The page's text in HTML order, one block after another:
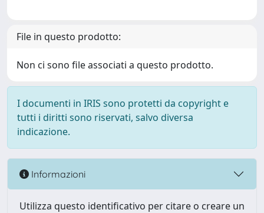
File in questo prodotto:
Non ci sono file associati a questo prodotto.
I documenti in IRIS sono protetti da copyright e
tutti i diritti sono riservati, salvo diversa
indicazione.
Informazioni
Utilizza questo identificativo per citare o creare un